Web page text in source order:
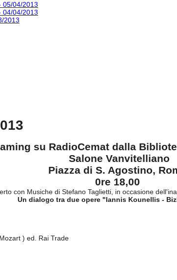
05/04/2013
04/04/2013
2013
su RadioCemat dalla
Salone Vanvitelliano
Piazza di S. Agostino,
0re 18,00
con Musiche di Stefano Taglietti, in occasione
Un dialogo tra due opere "Iannis Kounellis -
) ed. Rai Trade